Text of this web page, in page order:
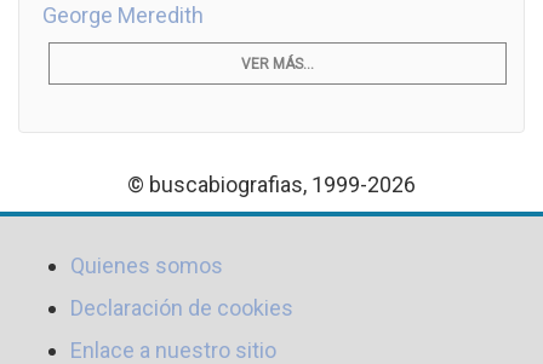
George Meredith
VER MÁS...
© buscabiografias, 1999-2026
Quienes somos
Declaración de cookies
Enlace a nuestro sitio